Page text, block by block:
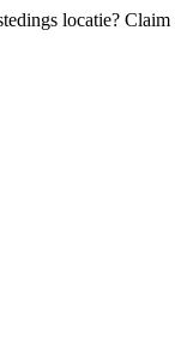
locatie?